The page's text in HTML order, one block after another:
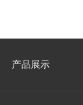
产品展示